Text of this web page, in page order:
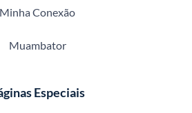
Minha Conexão
Muambator
Especiais